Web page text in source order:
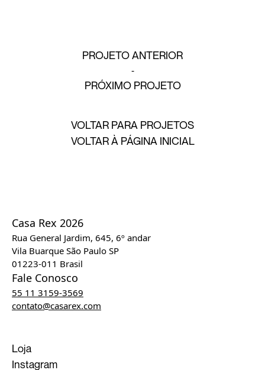
PROJETO ANTERIOR
PRÓXIMO PROJETO
VOLTAR PARA PROJETOS
VOLTAR À PÁGINA INICIAL
Casa Rex 2026
Rua General Jardim, 645, 6º andar
Vila Buarque São Paulo SP
01223-011 Brasil
Fale Conosco
55 11 3159-3569
contato@casarex.com
Loja
Instagram